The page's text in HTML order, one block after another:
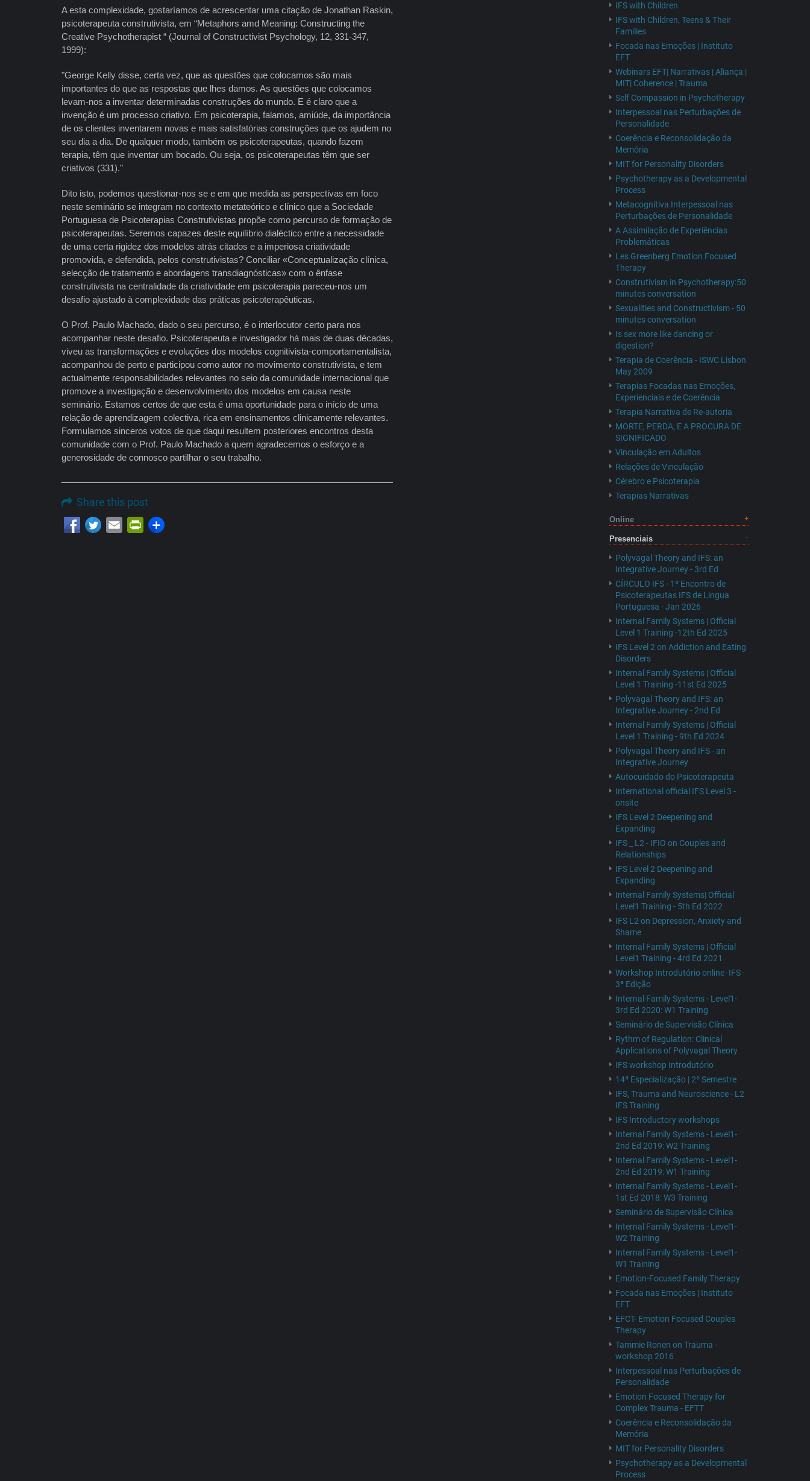
A esta complexidade, gostaríamos de acrescentar uma citação de Jonathan Raskin,
psicoterapeuta construtivista, em “Metaphors amd Meaning: Constructing the
Creative Psychotherapist “ (Journal of Constructivist Psychology, 12, 331-347,
1999):
"George Kelly disse, certa vez, que as questões que colocamos são mais
importantes do que as respostas que lhes damos. As questões que colocamos
levam-nos a inventar determinadas construções do mundo. E é claro que a
invenção é um processo criativo. Em psicoterapia, falamos, amiúde, da importância
de os clientes inventarem novas e mais satisfatórias construções que os ajudem no
seu dia a dia. De qualquer modo, também os psicoterapeutas, quando fazem
terapia, têm que inventar um bocado. Ou seja, os psicoterapeutas têm que ser
criativos (331)."
Dito isto, podemos questionar-nos se e em que medida as perspectivas em foco
neste seminário se integram no contexto metateórico e clínico que a Sociedade
Portuguesa de Psicoterapias Construtivistas propõe como percurso de formação de
psicoterapeutas. Seremos capazes deste equilíbrio dialéctico entre a necessidade
de uma certa rigidez dos modelos atrás citados e a imperiosa criatividade
promovida, e defendida, pelos construtivistas? Conciliar «Conceptualização clínica,
selecção de tratamento e abordagens transdiagnósticas» com o ênfase
construtivista na centralidade da criatividade em psicoterapia pareceu-nos um
desafio ajustado à complexidade das práticas psicoterapêuticas.
O Prof. Paulo Machado, dado o seu percurso, é o interlocutor certo para nos
acompanhar neste desafio. Psicoterapeuta e investigador há mais de duas décadas,
viveu as transformações e evoluções dos modelos cognitivista-comportamentalista,
acompanhou de perto e participou como autor no movimento construtivista, e tem
actualmente responsabilidades relevantes no seio da comunidade internacional que
promove a investigação e desenvolvimento dos modelos em causa neste
seminário. Estamos certos de que esta é uma oportunidade para o início de uma
relação de aprendizagem colectiva, rica em ensinamentos clinicamente relevantes.
Formulamos sinceros votos de que daqui resultem posteriores encontros desta
comunidade com o Prof. Paulo Machado a quem agradecemos o esforço e a
generosidade de connosco partilhar o seu trabalho.
Share this post
Email PrintFriendly
IFS with Children
IFS with Children, Teens & Their
Families
Focada nas Emoções | Instituto
EFT
Webinars EFT| Narrativas | Aliança |
MIT| Coherence | Trauma
Self Compassion in Psychotherapy
Interpessoal nas Perturbações de
Personalidade
Coerência e Reconsolidação da
Memória
MIT for Personality Disorders
Psychotherapy as a Developmental
Process
Metacognitiva Interpessoal nas
Perturbações de Personalidade
A Assimilação de Experiências
Problemáticas
Les Greenberg Emotion Focused
Therapy
Construtivism in Psychotherapy:50
minutes conversation
Sexualities and Constructivism - 50
minutes conversation
Is sex more like dancing or
digestion?
Terapia de Coerência - ISWC Lisbon
May 2009
Terapias Focadas nas Emoções,
Experienciais e de Coerência
Terapia Narrativa de Re-autoria
MORTE, PERDA, E A PROCURA DE
SIGNIFICADO
Vinculação em Adultos
Relações de Vinculação
Cérebro e Psicoterapia
Terapias Narrativas
Online
Presenciais
Polyvagal Theory and IFS: an
Integrative Journey - 3rd Ed
CÍRCULO IFS - 1º Encontro de
Psicoterapeutas IFS de Lingua
Portuguesa - Jan 2026
Internal Family Systems | Official
Level 1 Training -12th Ed 2025
IFS Level 2 on Addiction and Eating
Disorders
Internal Family Systems | Official
Level 1 Training -11st Ed 2025
Polyvagal Theory and IFS: an
Integrative Journey - 2nd Ed
Internal Family Systems | Official
Level 1 Training - 9th Ed 2024
Polyvagal Theory and IFS - an
Integrative Journey
Autocuidado do Psicoterapeuta
International official IFS Level 3 -
onsite
IFS Level 2 Deepening and
Expanding
IFS _ L2 - IFIO on Couples and
Relationships
IFS Level 2 Deepening and
Expanding
Internal Family Systems| Official
Level1 Training - 5th Ed 2022
IFS L2 on Depression, Anxiety and
Shame
Internal Family Systems | Official
Level1 Training - 4rd Ed 2021
Workshop Introdutório online -IFS -
3ª Edição
Internal Family Systems - Level1-
3rd Ed 2020: W1 Training
Seminário de Supervisão Clínica
Rythm of Regulation: Clinical
Applications of Polyvagal Theory
IFS workshop Introdutório
14ª Especialização | 2º Semestre
IFS, Trauma and Neuroscience - L2
IFS Training
IFS Introductory workshops
Internal Family Systems - Level1-
2nd Ed 2019: W2 Training
Internal Family Systems - Level1-
2nd Ed 2019: W1 Training
Internal Family Systems - Level1-
1st Ed 2018: W3 Training
Seminário de Supervisão Clínica
Internal Family Systems - Level1-
W2 Training
Internal Family Systems - Level1-
W1 Training
Emotion-Focused Family Therapy
Focada nas Emoções | Instituto
EFT
EFCT- Emotion Focused Couples
Therapy
Tammie Ronen on Trauma -
workshop 2016
Interpessoal nas Perturbações de
Personalidade
Emotion Focused Therapy for
Complex Trauma - EFTT
Coerência e Reconsolidação da
Memória
MIT for Personality Disorders
Psychotherapy as a Developmental
Process